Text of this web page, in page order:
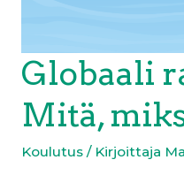
Globaali
Mitä,
Koulutus/ Kirjoittaja